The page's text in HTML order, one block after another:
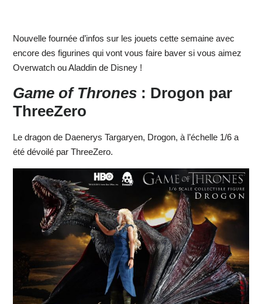
Nouvelle fournée d’infos sur les jouets cette semaine avec
encore des figurines qui vont vous faire baver si vous aimez
Overwatch ou Aladdin de Disney !
Game of Thrones: Drogon par
ThreeZero
Le dragon de Daenerys Targaryen, Drogon, à l’échelle 1/6 a
été dévoilé par ThreeZero.